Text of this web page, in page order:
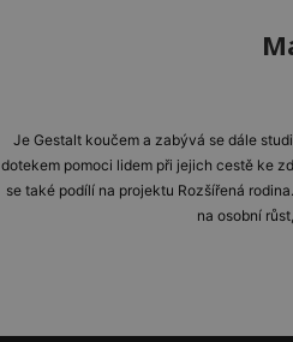
Je Gestalt koučem a zabývá se dále
dotekem pomoci lidem při jejich cestě ke
se také podílí na projektu Rozšířená
na osobní